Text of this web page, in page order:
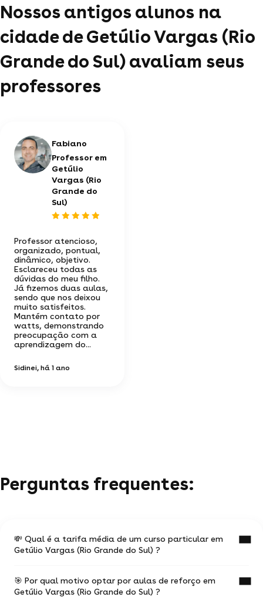
Nossos antigos alunos na
cidade de Getúlio Vargas (Rio
Grande do Sul) avaliam seus
professores
Fabiano
Professor em
Getúlio
Vargas (Rio
Grande do
Sul)
Professor atencioso,
organizado, pontual,
dinâmico, objetivo.
Esclareceu todas as
dúvidas do meu filho.
Já fizemos duas aulas,
sendo que nos deixou
muito satisfeitos.
Mantém contato por
watts, demonstrando
preocupação com a
aprendizagem do...
Sidinei, há 1 ano
Perguntas frequentes:
💸 Qual é a tarifa média de um curso particular em
Getúlio Vargas (Rio Grande do Sul) ?
O valor médio de uma aula particular
🎯 Por qual motivo optar por aulas de reforço em
Getúlio Vargas (Rio Grande do Sul) ?